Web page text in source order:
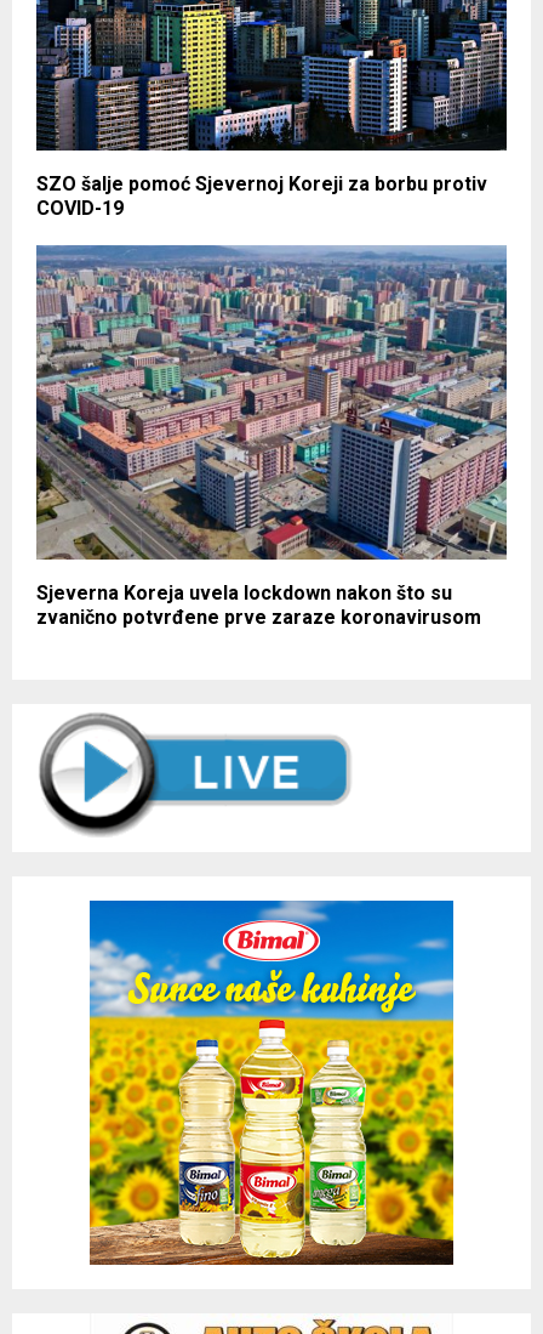
SZO šalje pomoć Sjevernoj Koreji za borbu protiv
COVID-19
Sjeverna Koreja uvela lockdown nakon što su
zvanično potvrđene prve zaraze koronavirusom